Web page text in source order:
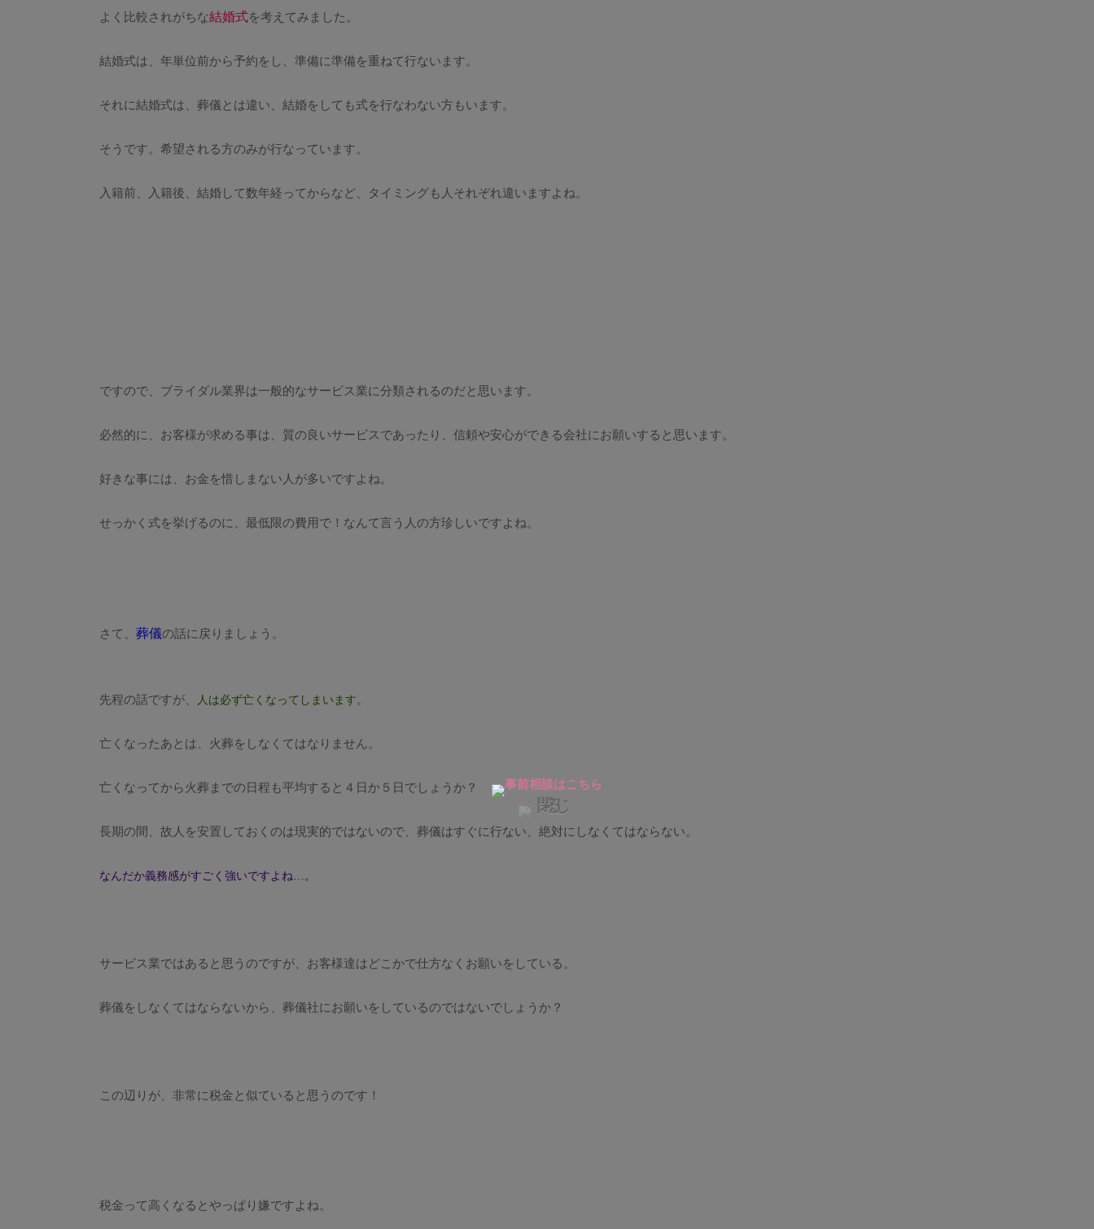
よく比較されがちな結婚式を考えてみました。
結婚式は、年単位前から予約をし、準備に準備を重ねて行ないます。
それに結婚式は、葬儀とは違い、結婚をしても式を行なわない方もいます。
そうです。希望される方のみが行なっています。
入籍前、入籍後、結婚して数年経ってからなど、タイミングも人それぞれ違いますよね。
ですので、ブライダル業界は一般的なサービス業に分類されるのだと思います。
必然的に、お客様が求める事は、質の良いサービスであったり、信頼や安心ができる会社にお願いすると思います。
好きな事には、お金を惜しまない人が多いですよね。
せっかく式を挙げるのに、最低限の費用で！なんて言う人の方珍しいですよね。
さて、 葬儀の話に戻りましょう。
先程の話ですが、 人は必ず亡くなってしまいます。
亡くなったあとは、火葬をしなくてはなりません。
亡くなってから火葬までの日程も平均すると４日か５日でしょうか？
長期の間、故人を安置しておくのは現実的ではないので、葬儀はすぐに行ない、絶対にしなくてはならない。
なんだか義務感がすごく強いですよね…。
サービス業ではあると思うのですが、お客様達はどこかで仕方なくお願いをしている。
葬儀をしなくてはならないから、葬儀社にお願いをしているのではないでしょうか？
この辺りが、非常に税金と似ていると思うのです！
税金って高くなるとやっぱり嫌ですよね。